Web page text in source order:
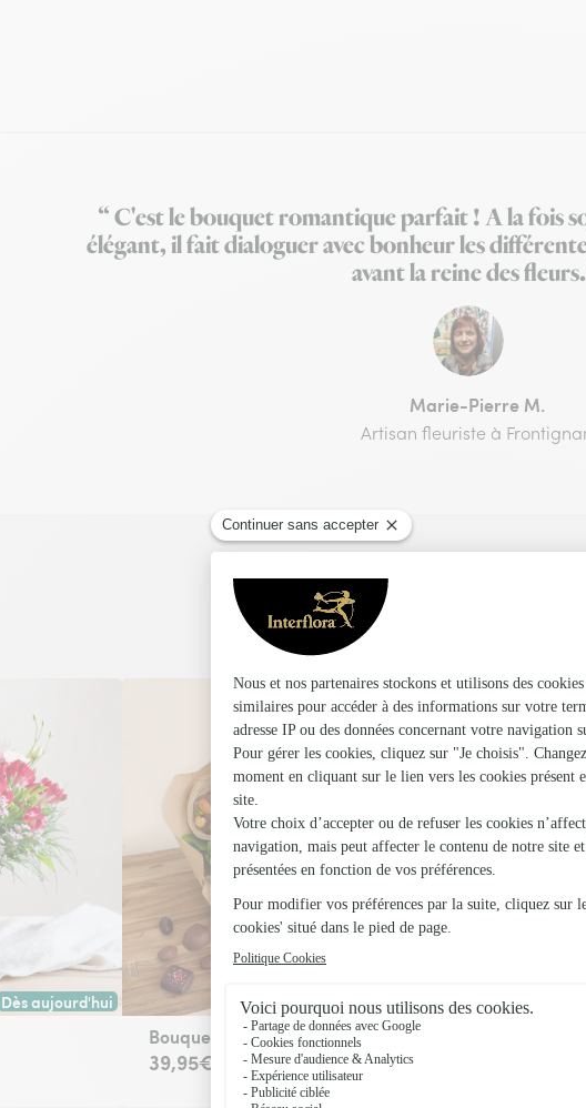
“ C'est le bouquet romantique parfait ! A la fois
élégant, il fait dialoguer avec bonheur les
avant la reine des
Marie-Pierre M.
Artisan fleuriste à
Vous aimerez aussi
Encore plus d'idées pour faire
Dès aujourd'hui
Livraison dès aujourd'hui (pour toute commande passée avant 17h) ou à la date de
Dès demain
Livraison dès demain (pour
Bouquet de chocolats
39,95€